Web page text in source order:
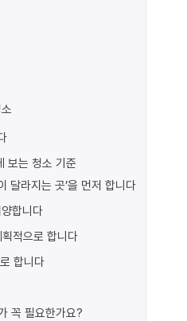
보는 청소 기준
달라지는 곳’을 먼저 합니다
합니다
적으로 합니다
합니다
꼭 필요한가요?